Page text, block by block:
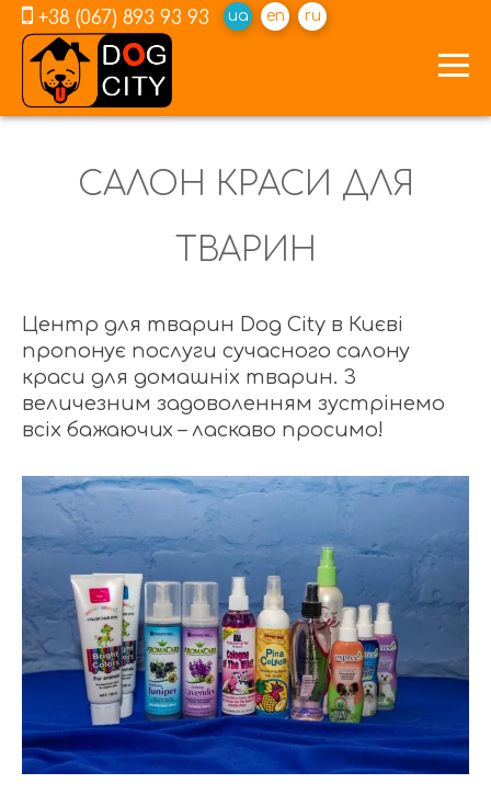
+38 (067) 893 93 93 ua en ru
САЛОН КРАСИ ДЛЯ
ТВАРИН
Центр для тварин Dog City в Києві
пропонує послуги сучасного салону
краси для домашніх тварин. З
величезним задоволенням зустрінемо
всіх бажаючих – ласкаво просимо!